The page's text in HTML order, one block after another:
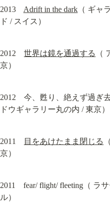
2013 Adrift in the dark （ ギャ
ド / スイス）
2012 世界は鏡を通過する
（
京）
2012　今、甦り、絶えず過ぎ
ドウギャラリー丸の内 / 東京）
2011 目をあけたまま閉じる
京）
2011　fear/ flight/ fleeting（ ラ
ル）